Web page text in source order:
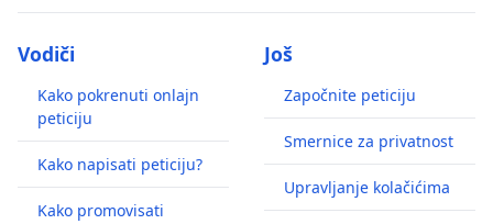
Vodiči
Kako pokrenuti onlajn
peticiju
Kako napisati peticiju?
Kako promovisati
Još
Započnite peticiju
Smernice za privatnost
Upravljanje kolačićima